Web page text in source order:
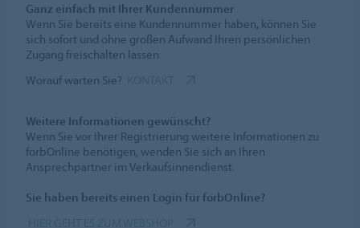
Ganz einfach mit Ihrer Kundennummer
Wenn Sie bereits eine Kundennummer haben, können Sie
sich sofort und ohne großen Aufwand Ihren persönlichen
Zugang freischalten lassen.
Worauf warten Sie?
Weitere Informationen gewünscht?
Wenn Sie vor Ihrer Registrierung weitere Informationen zu
forbOnline benötigen, wenden Sie sich an Ihren
Ansprechpartner im Verkaufsinnendienst.
Sie haben bereits einen Login für forbOnline?